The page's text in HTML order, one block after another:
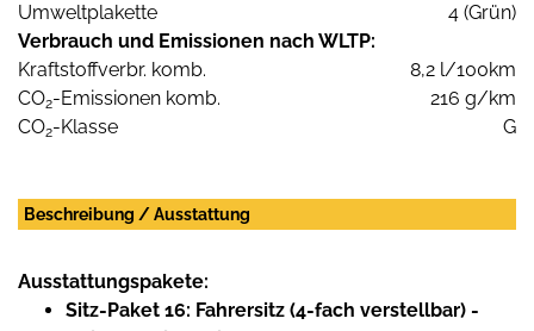
Umweltplakette
4 (Grün)
Verbrauch und Emissionen nach WLTP:
Kraftstoffverbr. komb.
8,2 l/100km
CO2-Emissionen komb.
216 g/km
CO2-Klasse G
Beschreibung / Ausstattung
Ausstattungspakete:
Sitz-Paket 16: Fahrersitz (4-fach verstellbar) -